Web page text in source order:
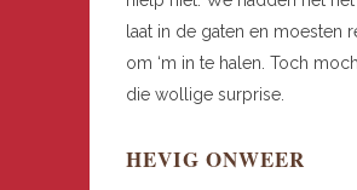
laat in de gaten en moesten
om ‘m in te halen. Toch
die wollige surprise.
HEVIG ONWEER